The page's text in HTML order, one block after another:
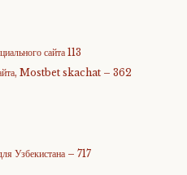
сайта 113
сайта, Mostbet skachat – 362
Узбекистана – 717